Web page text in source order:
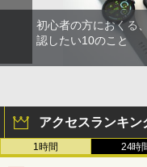
初心者の方におくる
認したい10のこと
アクセスランキン
1時間 24時